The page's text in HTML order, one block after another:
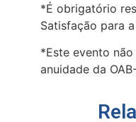
*É obrigatório
Satisfação para
*Este evento
anuidade da